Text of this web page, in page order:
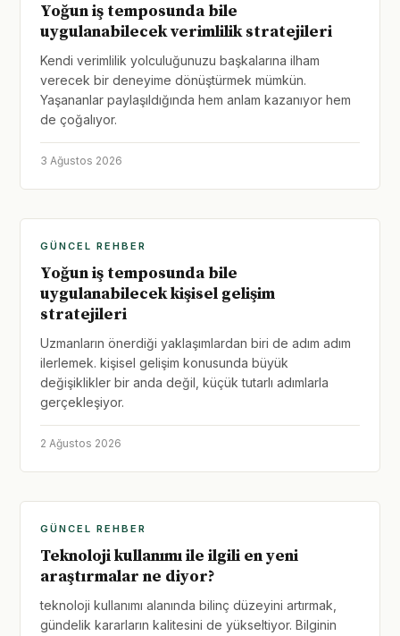
Yoğun iş temposunda bile
uygulanabilecek verimlilik stratejileri
Kendi verimlilik yolculuğunuzu başkalarına ilham
verecek bir deneyime dönüştürmek mümkün.
Yaşananlar paylaşıldığında hem anlam kazanıyor hem
de çoğalıyor.
3 Ağustos 2026
GÜNCEL REHBER
Yoğun iş temposunda bile
uygulanabilecek kişisel gelişim
stratejileri
Uzmanların önerdiği yaklaşımlardan biri de adım adım
ilerlemek. kişisel gelişim konusunda büyük
değişiklikler bir anda değil, küçük tutarlı adımlarla
gerçekleşiyor.
2 Ağustos 2026
GÜNCEL REHBER
Teknoloji kullanımı ile ilgili en yeni
araştırmalar ne diyor?
teknoloji kullanımı alanında bilinç düzeyini artırmak,
gündelik kararların kalitesini de yükseltiyor. Bilginin